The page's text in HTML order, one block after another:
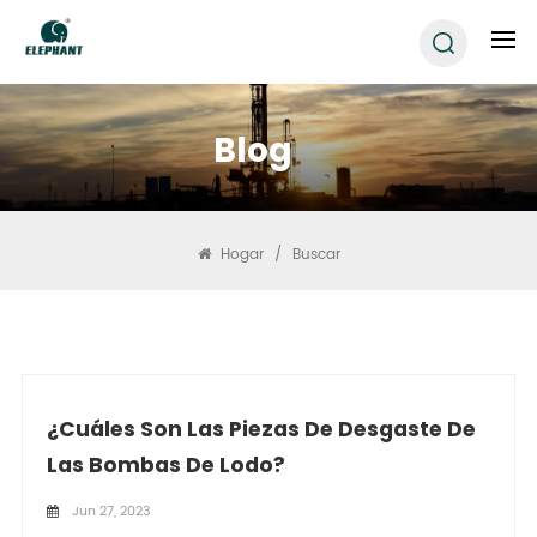
Blog
Hogar / Buscar
¿Cuáles Son Las Piezas De Desgaste De
Las Bombas De Lodo?
Jun 27, 2023